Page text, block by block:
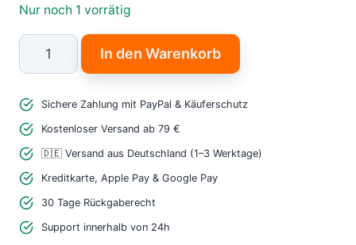
Nur noch 1 vorrätig
M5Stack
Mini
BDS
Unit
AT6668
–
Leistungsstarkes
GNSS
Modul
In den Warenkorb
Sichere Zahlung mit PayPal & Käuferschutz
Kostenloser Versand ab 79 €
🇩🇪 Versand aus Deutschland (1–3 Werktage)
Kreditkarte, Apple Pay & Google Pay
30 Tage Rückgaberecht
Support innerhalb von 24h